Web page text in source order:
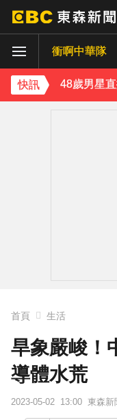
衝啊中華隊
快訊
首頁 生活
旱象嚴峻！
導體水荒
2023-05-02 13:00 東森新